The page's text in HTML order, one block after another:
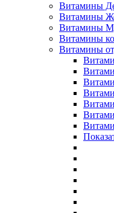
Витамины
Витамины
Витамины
Витамины
Витамины